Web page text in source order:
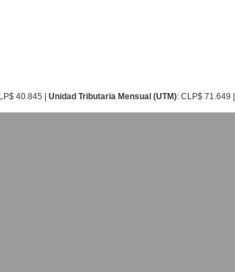
40.845 | Unidad Tributaria Mensual (UTM): CLP$ 71.649 |